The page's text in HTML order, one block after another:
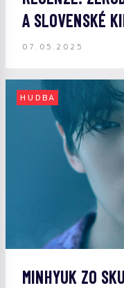
A SLOVENSKÉ
07.05.2025
HUDBA
MINHYUK ZO